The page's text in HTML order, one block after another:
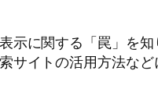
示に関する「罠」を
サイトの活用方法な